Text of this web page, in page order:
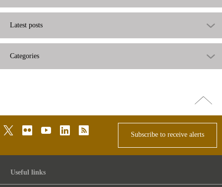
Latest posts
Categories
Go
top
twitterflickr youtubelinkedinrss
Subscribe to receive alerts
Useful links